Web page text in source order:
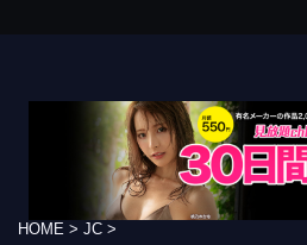
HOME > JC >